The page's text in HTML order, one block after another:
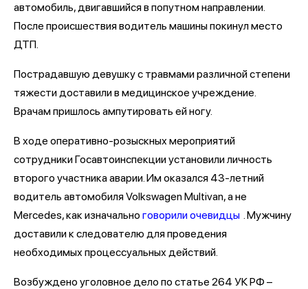
автомобиль, двигавшийся в попутном направлении.
После происшествия водитель машины покинул место
ДТП.
Пострадавшую девушку с травмами различной степени
тяжести доставили в медицинское учреждение.
Врачам пришлось ампутировать ей ногу.
В ходе оперативно-розыскных мероприятий
сотрудники Госавтоинспекции установили личность
второго участника аварии. Им оказался 43-летний
водитель автомобиля Volkswagen Multivan, а не
Mercedes, как изначально говорили очевидцы . Мужчину
доставили к следователю для проведения
необходимых процессуальных действий.
Возбуждено уголовное дело по статье 264 УК РФ –